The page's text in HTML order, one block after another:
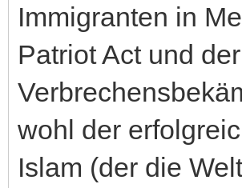
Immigranten in
Patriot Act und
wohl der
Islam (der die